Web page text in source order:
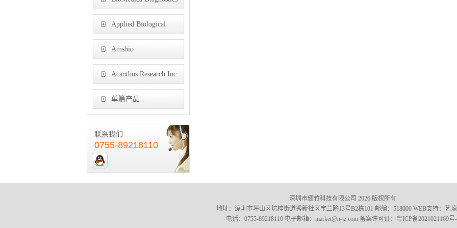
Applied Biological
Amsbio
Acanthus Research Inc.
单篇产品
0755-89218110
深圳市健竹科技有限公司 2026 版权所有
地址：深圳市坪山区坑梓街道秀新社区宝兰路13号B2栋101 邮编：518000 WEB支持：
艺
电话：0755-89218110 电子邮箱：market@n-jz.com 备案许可证： 粤ICP备2021021169号